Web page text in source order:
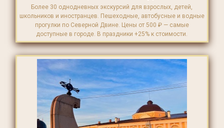
Более 30 однодневных экскурсий для взрослых, детей,
школьников и иностранцев. Пешеходные, автобусные и водные
прогулки по Северной Двине. Цены от 500 ₽ — самые
доступные в городе. В праздники +25% к стоимости.